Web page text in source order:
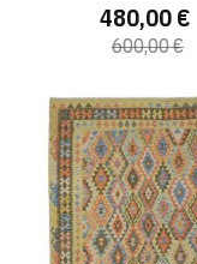
480,00 €
600,00 €